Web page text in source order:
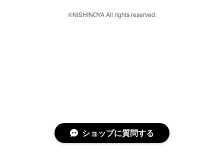
©︎NISHINOYA All rights reserved.
ショップに質問する